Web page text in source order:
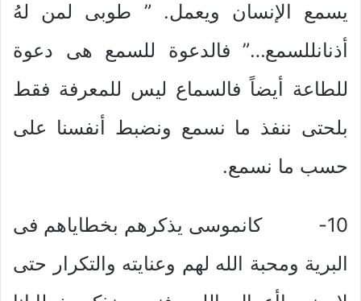
يسمع الإنسان ويعمل. ” طوبى لمن لهُ
أذنانللسمع…” فالدعوة للسمع هى دعوة
للطاعة أيضاً فالسماع ليس للمعرفة فقط
بلحتى ننفذ ما نسمع ونضبط أنفسنا على
حسب ما نسمع.
10- كانموسى يذكرهم بخطاياهم فى
البرية ومحبة الله لهم وعنايته والتكرار حتى